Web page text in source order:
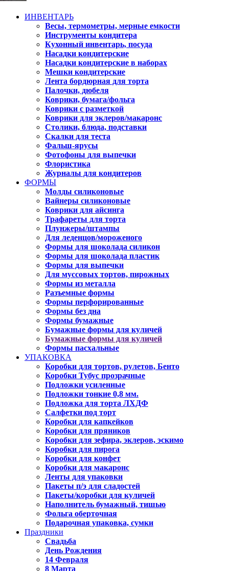
ИНВЕНТАРЬ
Весы, термометры, мерные емкости
Инструменты кондитера
Кухонный инвентарь, посуда
Насадки кондитерские
Насадки кондитерские в наборах
Мешки кондитерские
Лента бордюрная для торта
Палочки, дюбеля
Коврики, бумага/фольга
Коврики с разметкой
Коврики для эклеров/макаронс
Столики, блюда, подставки
Скалки для теста
Фальш-ярусы
Фотофоны для выпечки
Флористика
Журналы для кондитеров
ФОРМЫ
Молды силиконовые
Вайнеры силиконовые
Коврики для айсинга
Трафареты для торта
Плунжеры/штампы
Для леденцов/мороженого
Формы для шоколада силикон
Формы для шоколада пластик
Формы для выпечки
Для муссовых тортов, пирожных
Формы из металла
Разъемные формы
Формы перфорированные
Формы без дна
Формы бумажные
Бумажные формы для куличей
Бумажные формы для куличей
Формы пасхальные
УПАКОВКА
Коробки для тортов, рулетов, Бенто
Коробки Тубус прозрачные
Подложки усиленные
Подложки тонкие 0,8 мм.
Подложка для торта ЛХДФ
Салфетки под торт
Коробки для капкейков
Коробки для пряников
Коробки для зефира, эклеров, эскимо
Коробки для пирога
Коробки для конфет
Коробки для макаронс
Ленты для упаковки
Пакеты п/э для сладостей
Пакеты/коробки для куличей
Наполнитель бумажный, тишью
Фольга оберточная
Подарочная упаковка, сумки
Праздники
Свадьба
День Рождения
14 Февраля
8 Марта